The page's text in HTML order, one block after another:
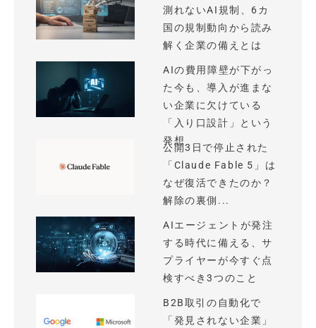
測れないAI規制、6カ
国の規制動向から読み
解く企業の備えとは
AIの費用障壁が下がっ
た今も、導入が進まな
い企業に欠けている
「入り口設計」という
発想
公開3日で停止された
「Claude Fable 5」は
なぜ復活できたのか？
解除の裏側...
AIエージェントが発注
する時代に備える、サ
プライヤーが今すぐ点
検すべき3つのこと
B2B取引の自動化で
「発見されない企業」